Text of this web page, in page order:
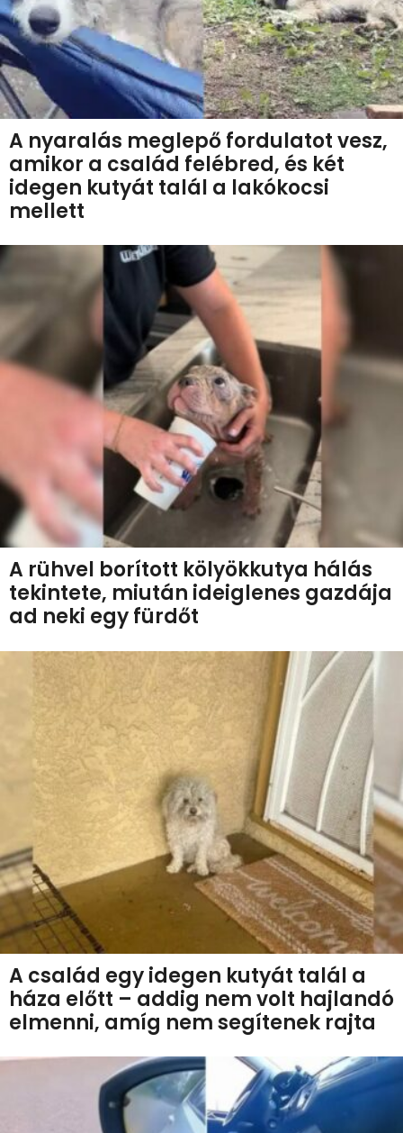
A nyaralás meglepő fordulatot vesz,
amikor a család felébred, és két
idegen kutyát talál a lakókocsi
mellett
A rühvel borított kölyökkutya hálás
tekintete, miután ideiglenes gazdája
ad neki egy fürdőt
A család egy idegen kutyát talál a
háza előtt – addig nem volt hajlandó
elmenni, amíg nem segítenek rajta